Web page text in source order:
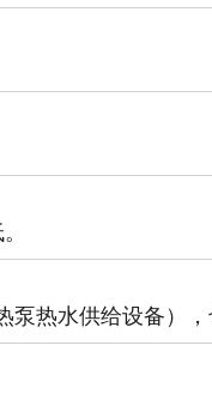
泵热水供给设备）